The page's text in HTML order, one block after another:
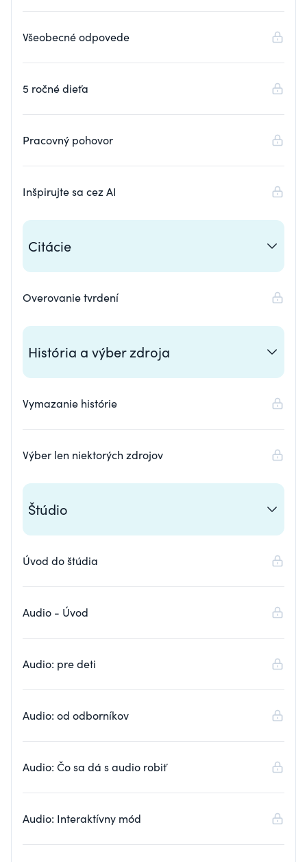
Všeobecné odpovede
5 ročné dieťa
Pracovný pohovor
Inšpirujte sa cez AI
Citácie
Overovanie tvrdení
História a výber zdroja
Vymazanie histórie
Výber len niektorých zdrojov
Štúdio
Úvod do štúdia
Audio - Úvod
Audio: pre deti
Audio: od odborníkov
Audio: Čo sa dá s audio robiť
Audio: Interaktívny mód